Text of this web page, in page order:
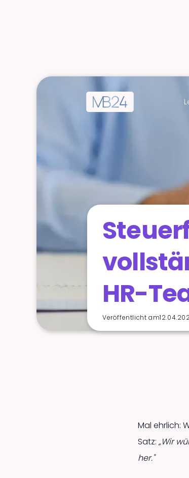
HR-
Veröffentlicht am
Mal ehrlich:
Satz: „Wir
her."